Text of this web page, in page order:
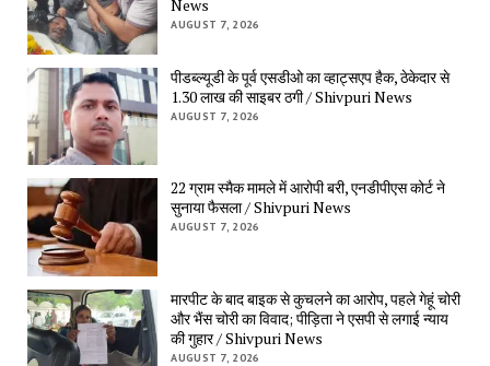
News
AUGUST 7, 2026
पीडब्ल्यूडी के पूर्व एसडीओ का व्हाट्सएप हैक, ठेकेदार से
1.30 लाख की साइबर ठगी / Shivpuri News
AUGUST 7, 2026
22 ग्राम स्मैक मामले में आरोपी बरी, एनडीपीएस कोर्ट ने
सुनाया फैसला / Shivpuri News
AUGUST 7, 2026
मारपीट के बाद बाइक से कुचलने का आरोप, पहले गेहूं चोरी
और भैंस चोरी का विवाद; पीड़िता ने एसपी से लगाई न्याय
की गुहार / Shivpuri News
AUGUST 7, 2026